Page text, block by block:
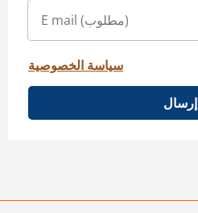
سياسة الخصوصية
إرسال